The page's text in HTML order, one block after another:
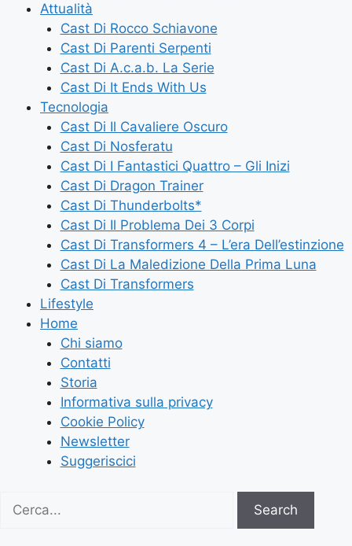
Attualità
Cast Di Rocco Schiavone
Cast Di Parenti Serpenti
Cast Di A.c.a.b. La Serie
Cast Di It Ends With Us
Tecnologia
Cast Di Il Cavaliere Oscuro
Cast Di Nosferatu
Cast Di I Fantastici Quattro – Gli Inizi
Cast Di Dragon Trainer
Cast Di Thunderbolts*
Cast Di Il Problema Dei 3 Corpi
Cast Di Transformers 4 – L’era Dell’estinzione
Cast Di La Maledizione Della Prima Luna
Cast Di Transformers
Lifestyle
Home
Chi siamo
Contatti
Storia
Informativa sulla privacy
Cookie Policy
Newsletter
Suggeriscici
for:
Search